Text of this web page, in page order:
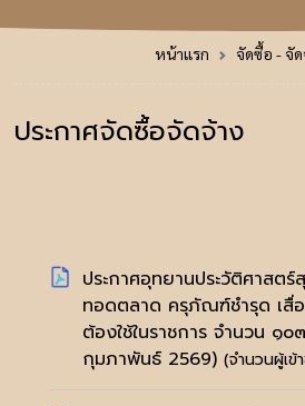
หน้าแรก จัดซื้อ - จัด
ประกาศจัดซื้อจัดจ้าง
ประกาศอุทยานประวัติศาสตร์
ทอดตลาด ครุภัณฑ์ชำรุด เสื่อ
ต้องใช้ในราชการ จำนวน ๑
กุมภาพันธ์ 2569) (จำนวนผู้เ